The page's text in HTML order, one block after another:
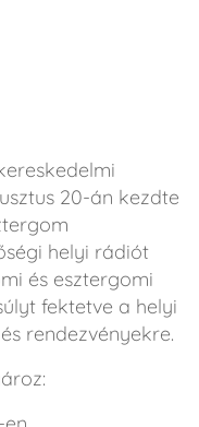
20-án kezdte
helyi rádiót
és esztergomi
fektetve a helyi
rendezvényekre.